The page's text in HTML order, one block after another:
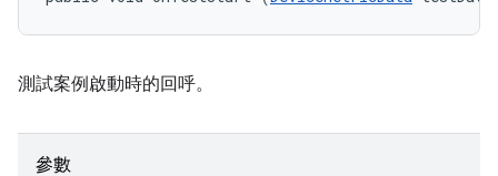
測試案例啟動時的回呼。
參數